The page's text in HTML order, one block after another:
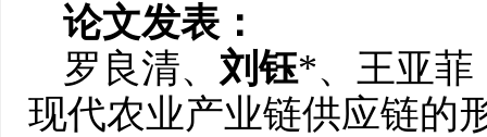
论文发表：
罗良清、 刘钰*、王亚菲
现代农业产业链供应链的